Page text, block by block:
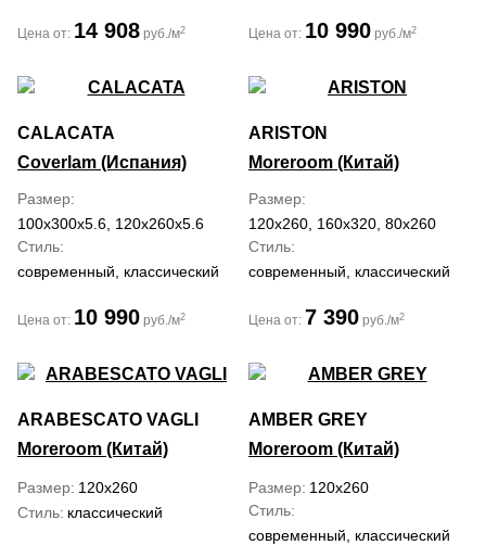
Цена от: 14 908 руб./м2 Цена от: 10 990 руб./м2
CALACATA
Coverlam (Испания)
Размер
100x300x5.6, 120x260x5.6
Стиль
современный, классический
Цена от: 10 990 руб./м2
ARISTON
Moreroom (Китай)
Размер
120x260, 160x320, 80x260
Стиль
современный, классический
Цена от: 7 390 руб./м2
ARABESCATO VAGLI
Moreroom (Китай)
Размер 120x260
Стиль классический
AMBER GREY
Moreroom (Китай)
Размер 120x260
Стиль
современный, классический